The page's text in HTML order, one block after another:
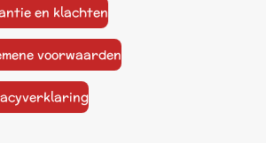
en klachten
voorwaarden